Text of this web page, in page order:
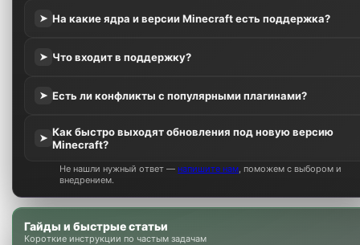
➤ На какие ядра и версии Minecraft есть поддержка?
➤ Что входит в поддержку?
➤ Есть ли конфликты с популярными плагинами?
➤ Как быстро выходят обновления под новую версию
Minecraft?
Не нашли нужный ответ —напишите нам , поможем с выбором и
внедрением.
Гайды и быстрые статьи
Короткие инструкции по частым задачам